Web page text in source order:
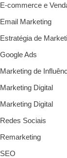
E-commerce e
Email Marketing
Estratégia de
Google Ads
Marketing de
Marketing Digital
Marketing Digital
Redes Sociais
Remarketing
SEO